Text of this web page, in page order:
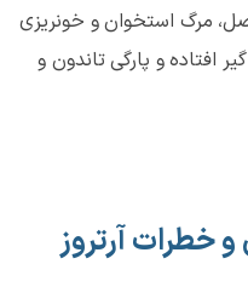
مرگ استخوان و خونریزی
و پارگی تاندون و
خطرات آرتروز